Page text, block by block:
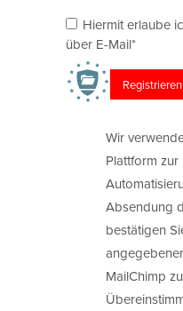
Hiermit erlaube
über E-Mail*
Wir
Plattform
Absendung
bestätigen
MailChimp